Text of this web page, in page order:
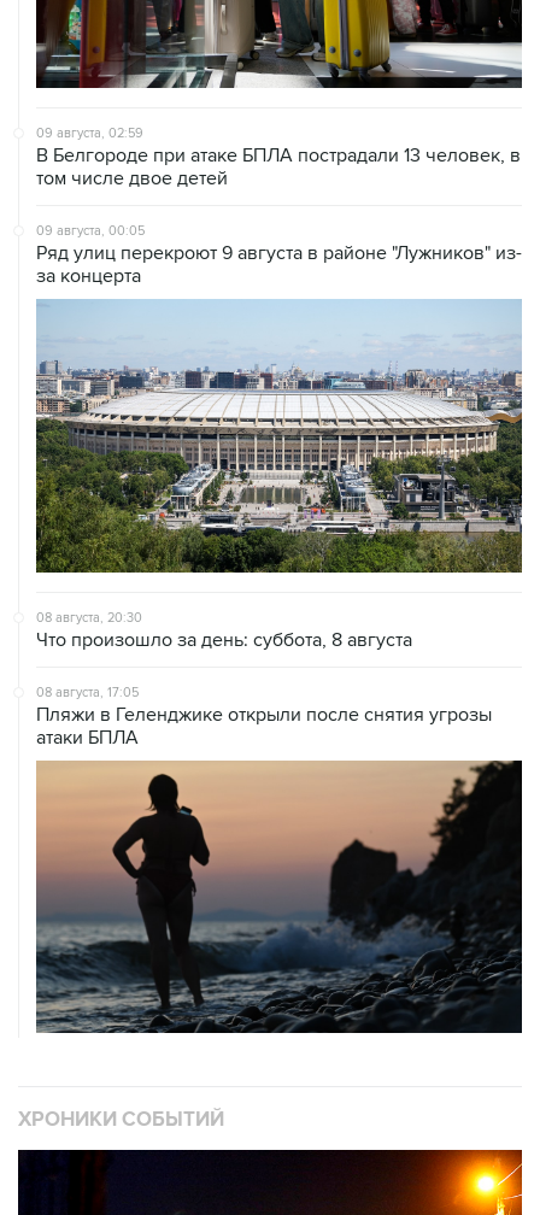
09 августа, 02:59
В Белгороде при атаке БПЛА пострадали 13 человек, в
том числе двое детей
09 августа, 00:05
Ряд улиц перекроют 9 августа в районе "Лужников" из-
за концерта
08 августа, 20:30
Что произошло за день: суббота, 8 августа
08 августа, 17:05
Пляжи в Геленджике открыли после снятия угрозы
атаки БПЛА
ХРОНИКИ СОБЫТИЙ